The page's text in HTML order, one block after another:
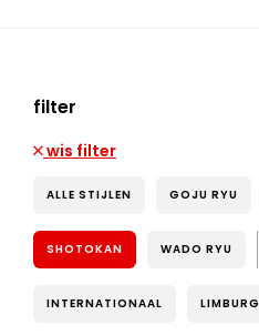
filter
wis filter
ALLE STIJLEN GOJU RYU
SHOTOKAN WADO RYU
INTERNATIONAAL LIMBURG